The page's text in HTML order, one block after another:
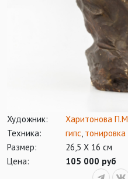
Художник:
Харитонова П.М
Техника:
гипс тонировка
Размер:
26,5 Х 16 см
Цена:
105 000 руб